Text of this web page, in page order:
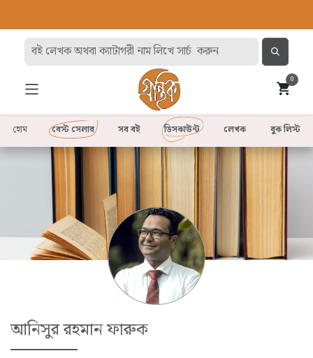
0
হোম বেস্ট সেলার সব বই লেখক
ডিসকাউন্ট বুক লিস্ট
আনিসুর রহমান ফারুক